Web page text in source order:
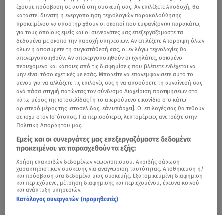
27.10.25, 21:00
LEADERS | Ανχος Εγκολφόπουλος:
«Πριονίζουν σιγά σιγά τα πόδια της
Τουρκίας»
έχουμε πρόσβαση σε αυτά στη συσκευή σας. Αν επιλέξετε Αποδοχή, θα
καταστεί δυνατή η ενεργοποίηση τεχνολογιών παρακολούθησης
προκειμένου να υποστηριχθούν οι σκοποί που εμφανίζονται παρακάτω,
για τους οποίους εμείς και οι συνεργάτες μας επεξεργαζόμαστε τα
δεδομένα με σκοπό την παροχή υπηρεσιών. Αν επιλέξετε Απόρριψη όλων
όλων ή αποσύρετε τη συγκατάθεσή σας, οι εν λόγω τεχνολογίες θα
απενεργοποιηθούν. Αν απενεργοποιηθούν οι ιχνηλάτες, ορισμένο
περιεχόμενο και κάποιες από τις διαφημίσεις που βλέπετε ενδέχεται να
μην είναι τόσο σχετικές με εσάς. Μπορείτε να επανεμφανίσετε αυτό το
μενού για να αλλάξετε τις επιλογές σας ή να αποσύρετε τη συναίνεσή σας
ανά πάσα στιγμή πατώντας τον σύνδεσμο Διαχείριση προτιμήσεων στο
κάτω μέρος της ιστοσελίδας [ή το αιωρούμενο εικονίδιο στο κάτω
αριστερό μέρος της ιστοσελίδας, εάν υπάρχει]. Οι επιλογές σας θα τεθούν
σε ισχύ στον Ιστότοπος. Για περισσότερες λεπτομέρειες ανατρέξτε στην
Πολιτική Απορρήτου μας.
Εμείς και οι συνεργάτες μας επεξεργαζόμαστε δεδομένα
προκειμένου να παρασχεθούν τα εξής:
Χρήση επακριβών δεδομένων γεωεντοπισμού. Ακριβής σάρωση
χαρακτηριστικών συσκευής για αναγνώριση ταυτότητας. Αποθήκευση ή/
και πρόσβαση στα δεδομένα μιας συσκευής. Εξατομικευμένη διαφήμιση
και περιεχόμενο, μέτρηση διαφήμισης και περιεχομένου, έρευνα κοινού
και ανάπτυξη υπηρεσιών.
Κατάλογος συνεργατών (προμηθευτές)